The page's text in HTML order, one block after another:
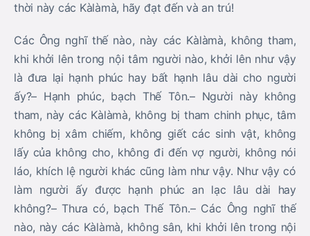
thời này các Kàlàmà, hãy đạt đến và an trú!
Các Ông nghĩ thế nào, này các Kàlàmà, không tham,
khi khởi lên trong nội tâm người nào, khởi lên như vậy
là đưa lại hạnh phúc hay bất hạnh lâu dài cho người
ấy?– Hạnh phúc, bạch Thế Tôn.– Người này không
tham, này các Kàlàmà, không bị tham chinh phục, tâm
không bị xâm chiếm, không giết các sinh vật, không
lấy của không cho, không đi đến vợ người, không nói
láo, khích lệ người khác cũng làm như vậy. Như vậy có
làm người ấy được hạnh phúc an lạc lâu dài hay
không?– Thưa có, bạch Thế Tôn.– Các Ông nghĩ thế
nào, này các Kàlàmà, không sân, khi khởi lên trong nội